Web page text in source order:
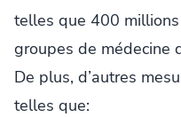
telles que 400
groupes de médecine
De plus, d’autres
telles que: